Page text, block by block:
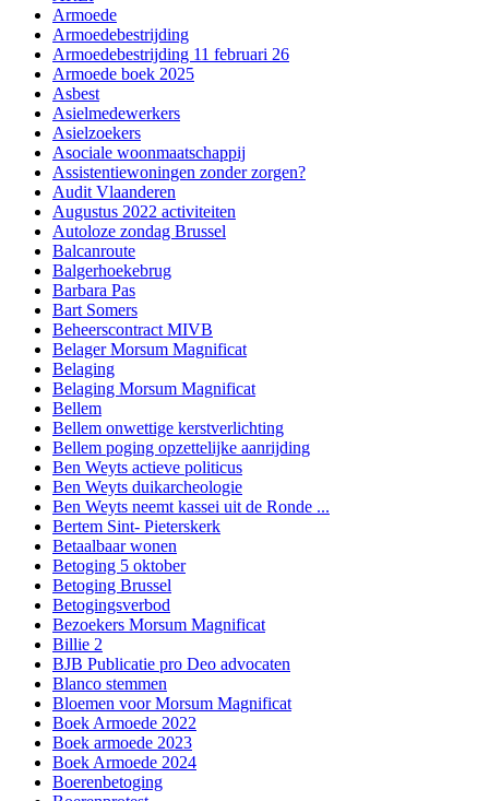
Armoede
Armoedebestrijding
Armoedebestrijding 11 februari 26
Armoede boek 2025
Asbest
Asielmedewerkers
Asielzoekers
Asociale woonmaatschappij
Assistentiewoningen zonder zorgen?
Audit Vlaanderen
Augustus 2022 activiteiten
Autoloze zondag Brussel
Balcanroute
Balgerhoekebrug
Barbara Pas
Bart Somers
Beheerscontract MIVB
Belager Morsum Magnificat
Belaging
Belaging Morsum Magnificat
Bellem
Bellem onwettige kerstverlichting
Bellem poging opzettelijke aanrijding
Ben Weyts actieve politicus
Ben Weyts duikarcheologie
Ben Weyts neemt kassei uit de Ronde ...
Bertem Sint- Pieterskerk
Betaalbaar wonen
Betoging 5 oktober
Betoging Brussel
Betogingsverbod
Bezoekers Morsum Magnificat
Billie 2
BJB Publicatie pro Deo advocaten
Blanco stemmen
Bloemen voor Morsum Magnificat
Boek Armoede 2022
Boek armoede 2023
Boek Armoede 2024
Boerenbetoging